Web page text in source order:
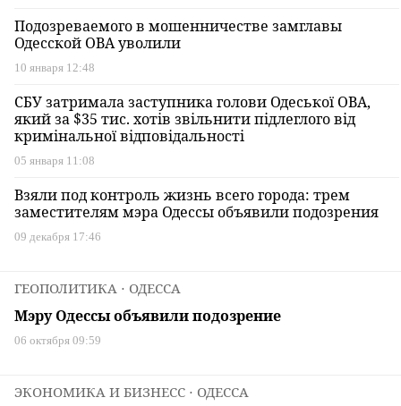
Подозреваемого в мошенничестве замглавы
Одесской ОВА уволили
10 января 12:48
СБУ затримала заступника голови Одеської ОВА,
який за $35 тис. хотів звільнити підлеглого від
кримінальної відповідальності
05 января 11:08
Взяли под контроль жизнь всего города: трем
заместителям мэра Одессы объявили подозрения
09 декабря 17:46
ГЕОПОЛИТИКА ⋅ ОДЕССА
Мэру Одессы объявили подозрение
06 октября 09:59
ЭКОНОМИКА И БИЗНЕСС ⋅ ОДЕССА